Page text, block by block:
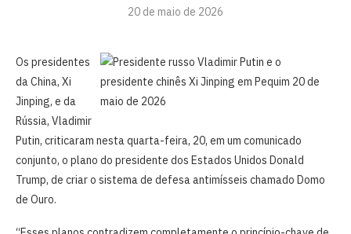
20 de maio de 2026
Os presidentes
da China, Xi
Jinping, e da
Rússia, Vladimir
Putin, criticaram nesta quarta-feira, 20, em um comunicado
conjunto, o plano do presidente dos Estados Unidos Donald
Trump, de criar o sistema de defesa antimísseis chamado Domo
de Ouro.